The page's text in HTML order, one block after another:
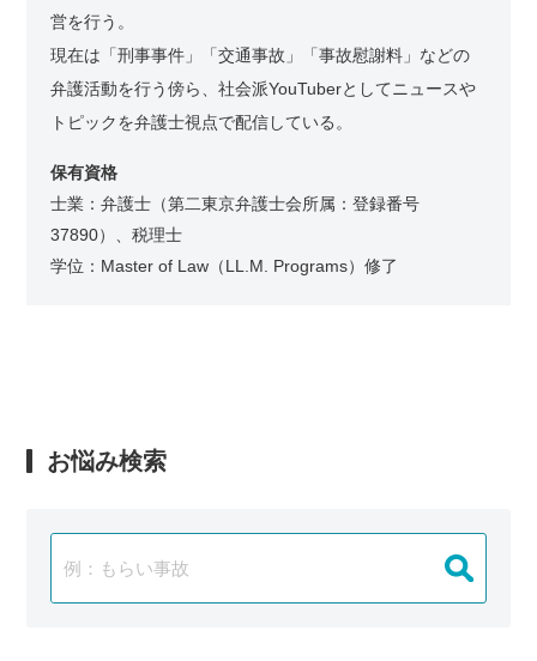
営を行う。
現在は「刑事事件」「交通事故」「事故慰謝料」などの
弁護活動を行う傍ら、社会派YouTuberとしてニュースや
トピックを弁護士視点で配信している。
保有資格
士業：弁護士（第二東京弁護士会所属：登録番号
37890）、税理士
学位：Master of Law（LL.M. Programs）修了
お悩み検索